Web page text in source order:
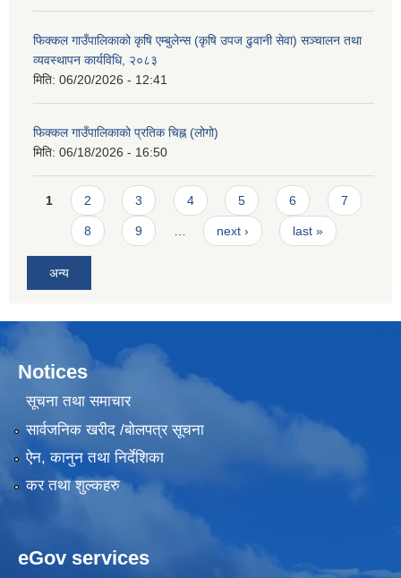
फिक्कल गाउँपालिकाको कृषि एम्बुलेन्स (कृषि उपज ढुवानी सेवा) सञ्चालन तथा
व्यवस्थापन कार्यविधि, २०८३
मिति: 06/20/2026 - 12:41
फिक्कल गाउँपालिकाको प्रतिक चिह्न (लोगो)
मिति: 06/18/2026 - 16:50
Pages
1 2 3 4 5 6 7
8 9 … next › last »
अन्य
Notices
सूचना तथा समाचार
सार्वजनिक खरीद /बोलपत्र सूचना
ऐन, कानुन तथा निर्देशिका
कर तथा शुल्कहरु
eGov services